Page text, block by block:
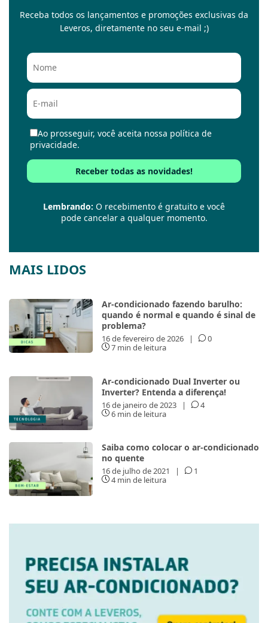
Receba todos os lançamentos e promoções exclusivas da
Leveros, diretamente no seu e-mail ;)
Ao prosseguir, você aceita nossa política de
privacidade.
Lembrando: O recebimento é gratuito e você
pode cancelar a qualquer momento.
MAIS LIDOS
Ar-condicionado fazendo barulho:
quando é normal e quando é sinal de
problema?
16 de fevereiro de 2026 |
0
7 min de leitura
Ar-condicionado Dual Inverter ou
Inverter? Entenda a diferença!
16 de janeiro de 2023 |
4
6 min de leitura
Saiba como colocar o ar-condicionado
no quente
16 de julho de 2021 |
1
4 min de leitura